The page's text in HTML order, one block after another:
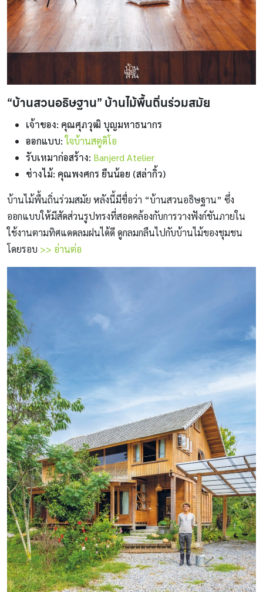
“บ้านสวนอธิษฐาน” บ้านไม้พื้นถิ่นร่วมสมัย
เจ้าของ: คุณศุภวุฒิ บุญมหาธนากร
ออกแบบ:ใจบ้านสตูดิโอ
รับเหมาก่อสร้าง: Banjerd Atelier
ช่างไม้: คุณพงศกร ยืนน้อย (สล่ากิ้ว)
บ้านไม้พื้นถิ่นร่วมสมัย หลังนี้มีชื่อว่า “บ้านสวนอธิษฐาน” ซึ่ง
ออกแบบให้มีสัดส่วนรูปทรงที่สอดคล้องกับการวางฟังก์ชันภายใน
ใช้งานตามทิศแดดลมฝนได้ดี ดูกลมกลืนไปกับบ้านไม้ของชุมชน
โดยรอบ >> อ่านต่อ